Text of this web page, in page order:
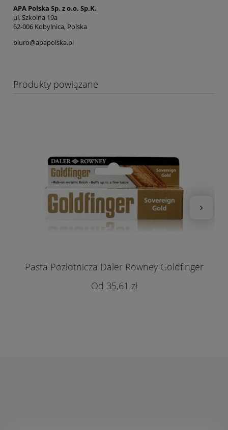
APA Polska Sp. z o.o. Sp.K.
ul. Szkolna 19a
62-006 Kobylnica, Polska
biuro@apapolska.pl
Produkty powiązane
Pasta Pozłotnicza Daler Rowney Goldfinger
35,61 zł